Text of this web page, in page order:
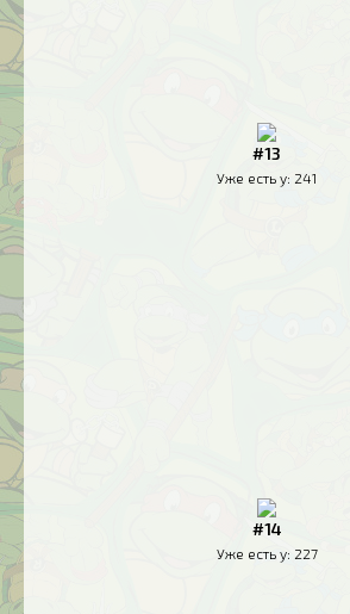
#13
Уже есть у: 241
#14
Уже есть у: 227